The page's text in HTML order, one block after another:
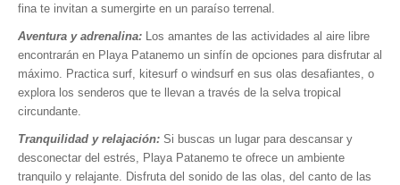
La Colonia Tovar
La Gran Sabana
Mérida
Museos y otros sitios de interés en Amazonas
Museos y otros sitios de interés en Aragua
Museos y otros sitios de interés en Bolívar
fina te invitan a sumergirte en un paraíso terrenal.
Aventura y adrenalina: Los amantes de las actividades al aire libre
encontrarán en Playa Patanemo un sinfín de opciones para disfrutar al
máximo. Practica surf, kitesurf o windsurf en sus olas desafiantes, o
explora los senderos que te llevan a través de la selva tropical
circundante.
Tranquilidad y relajación: Si buscas un lugar para descansar y
desconectar del estrés, Playa Patanemo te ofrece un ambiente
tranquilo y relajante. Disfruta del sonido de las olas, del canto de las